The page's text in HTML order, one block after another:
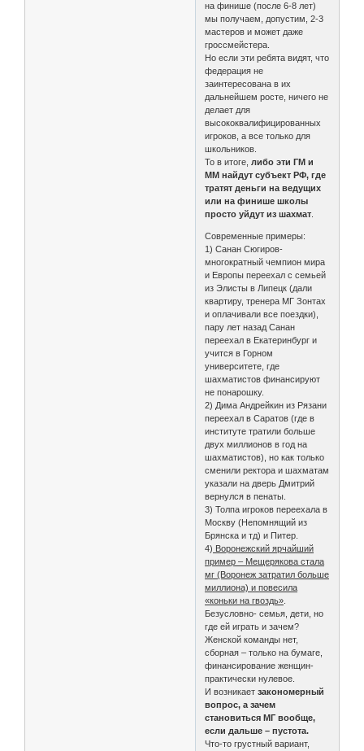
на финише (после 6-8 лет)
мы получаем, допустим, 2-3
мастеров и может даже
гроссмейстера.
Но если эти ребята видят, что
федерация не
заинтересована в их
дальнейшем росте, ничего не
делает для
высококвалифицированных
игроков, а все только для
школьников.
То в итоге, либо эти ГМ и
ММ найдут субъект РФ, где
тратят деньги на ведущих
или на финише школы
просто уйдут из шахмат
Современные примеры:
1) Санан Сюгиров-
многократный чемпион мира
и Европы переехал с семьей
из Элисты в Липецк (дали
квартиру, тренера МГ Зонтах
и оплачивали все поездки),
пару лет назад Санан
переехал в Екатеринбург и
учится в Горном
университете, где
шахматистов финансируют
не понарошку.
2) Дима Андрейкин из Рязани
переехал в Саратов (где в
институте тратили больше
двух миллионов в год на
шахматистов), но как только
сменили ректора и шахматам
указали на дверь Дмитрий
вернулся в пенаты.
3) Толпа игроков переехала в
Москву (Непомнящий из
Брянска и тд) и Питер.
4) Воронежский ярчайший
пример – Мещерякова стала
мг (Воронеж затратил больше
миллиона) и повесила
«коньки на гвоздь»
Безусловно- семья, дети, но
где ей играть и зачем?
Женской команды нет,
сборная – только на бумаге,
финансирование женщин-
практически нулевое.
И возникаетзакономерный
вопрос, а зачем
становиться МГ вообще,
если дальше – пустота.
Что-то грустный вариант,